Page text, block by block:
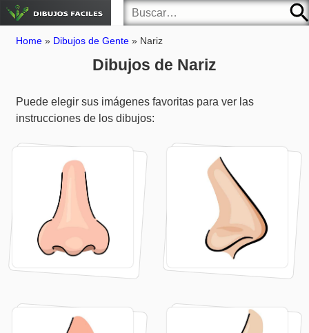
Home » Dibujos de Gente » Nariz
Dibujos de Nariz
Puede elegir sus imágenes favoritas para ver las
instrucciones de los dibujos: